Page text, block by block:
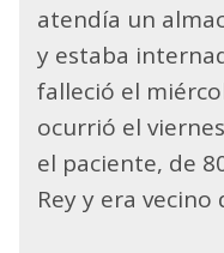
atendía un
y estaba
falleció el
ocurrió el
el paciente, de
Rey y era